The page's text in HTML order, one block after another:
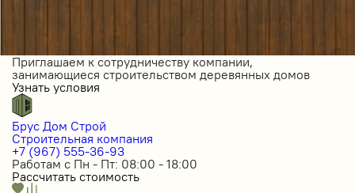
Приглашаем к сотрудничеству компании,
занимающиеся строительством деревянных домов
Узнать условия
Брус Дом Строй
Строительная компания
+7 (967) 555-36-93
Работам с Пн - Пт: 08:00 - 18:00
Рассчитать стоимость